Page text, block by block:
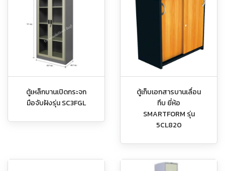
ตู้เหล็กบานเปิดกระจก
มือจับฝังรุ่น SC3FGL
ตู้เก็บเอกสารบานเลื่อน
ทึบ ยี่ห้อ
SMARTFORM รุ่น
5CL820